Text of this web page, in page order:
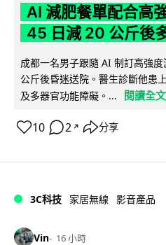
AI 減肥餐單配合高
45 日減 20 公斤後
成都一名男子跟隨 AI 制訂高強
公斤後昏迷送院。醫生診斷他患
及多器官功能障礙。...
閱讀全文
10 2 ↗ 分享
3C科技 家居無線 影音產品
Vin 16 小時